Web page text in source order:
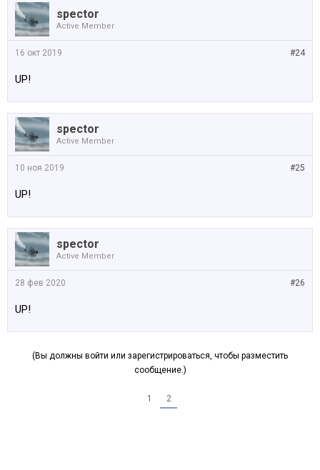
spector
Active Member
#24
16 окт 2019
UP!
spector
Active Member
#25
10 ноя 2019
UP!
spector
Active Member
#26
28 фев 2020
UP!
(Вы должны войти или зарегистрироваться, чтобы разместить
сообщение.)
1 2